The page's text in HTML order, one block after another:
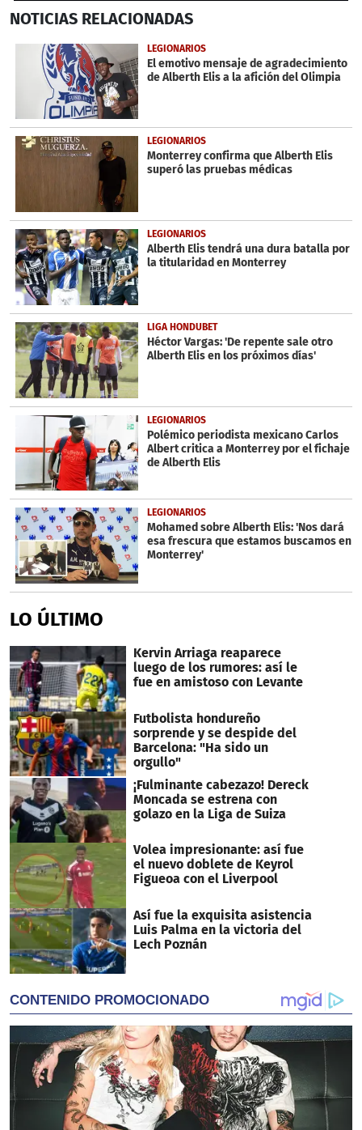
seconds
54
seconds
NOTICIAS RELACIONADAS
LEGIONARIOS
El emotivo mensaje de agradecimiento
de Alberth Elis a la afición del Olimpia
LEGIONARIOS
Monterrey confirma que Alberth Elis
superó las pruebas médicas
LEGIONARIOS
Alberth Elis tendrá una dura batalla por
la titularidad en Monterrey
LIGA HONDUBET
Héctor Vargas: 'De repente sale otro
Alberth Elis en los próximos días'
LEGIONARIOS
Polémico periodista mexicano Carlos
Albert critica a Monterrey por el fichaje
de Alberth Elis
LEGIONARIOS
Mohamed sobre Alberth Elis: 'Nos dará
esa frescura que estamos buscamos en
Monterrey'
LO ÚLTIMO
Kervin Arriaga reaparece
luego de los rumores: así le
fue en amistoso con Levante
Futbolista hondureño
sorprende y se despide del
Barcelona: "Ha sido un
orgullo"
¡Fulminante cabezazo! Dereck
Moncada se estrena con
golazo en la Liga de Suiza
Volea impresionante: así fue
el nuevo doblete de Keyrol
Figueoa con el Liverpool
Así fue la exquisita asistencia
Luis Palma en la victoria del
Lech Poznán